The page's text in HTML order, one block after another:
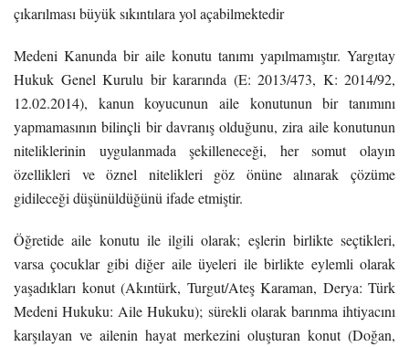
çıkarılması büyük sıkıntılara yol açabilmektedir
Medeni Kanunda bir aile konutu tanımı yapılmamıştır. Yargıtay
Hukuk Genel Kurulu bir kararında (E: 2013/473, K: 2014/92,
12.02.2014), kanun koyucunun aile konutunun bir tanımını
yapmamasının bilinçli bir davranış olduğunu, zira aile konutunun
niteliklerinin uygulanmada şekilleneceği, her somut olayın
özellikleri ve öznel nitelikleri göz önüne alınarak çözüme
gidileceği düşünüldüğünü ifade etmiştir.
Öğretide aile konutu ile ilgili olarak; eşlerin birlikte seçtikleri,
varsa çocuklar gibi diğer aile üyeleri ile birlikte eylemli olarak
yaşadıkları konut (Akıntürk, Turgut/Ateş Karaman, Derya: Türk
Medeni Hukuku: Aile Hukuku); sürekli olarak barınma ihtiyacını
karşılayan ve ailenin hayat merkezini oluşturan konut (Doğan,